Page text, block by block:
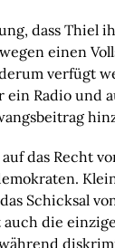
dass Thiel
einen
verfügt
Radio und
das Recht
Schicksal
die